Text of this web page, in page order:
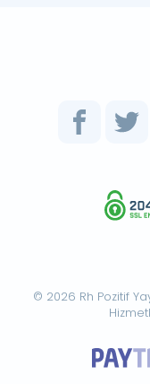
© 2026 Rh Pozitif